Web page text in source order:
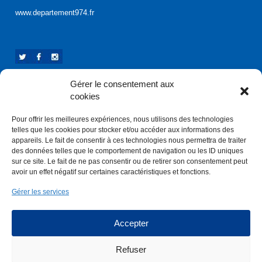
www.departement974.fr
Gérer le consentement aux
cookies
Pour offrir les meilleures expériences, nous utilisons des technologies
telles que les cookies pour stocker et/ou accéder aux informations des
appareils. Le fait de consentir à ces technologies nous permettra de traiter
des données telles que le comportement de navigation ou les ID uniques
sur ce site. Le fait de ne pas consentir ou de retirer son consentement peut
avoir un effet négatif sur certaines caractéristiques et fonctions.
Gérer les services
Accepter
Refuser